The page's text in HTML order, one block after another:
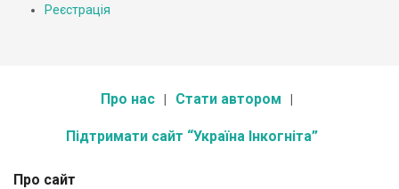
Реєстрація
Про нас Стати автором
Підтримати сайт “Україна Інкогніта”
Про сайт